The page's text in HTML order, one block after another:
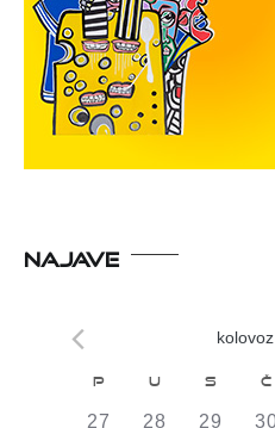
NAJAVE
Kalendar
P U S Č
0
27
0
28
0
29
0